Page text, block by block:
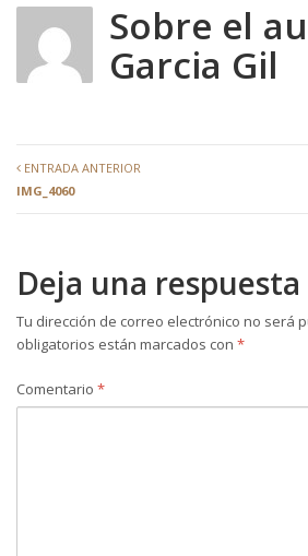
Sobre el
Garcia Gil
ENTRADA ANTERIOR
IMG_4060
Deja una respuesta
Tu dirección de correo electrónico no será
obligatorios están marcados con *
Comentario *